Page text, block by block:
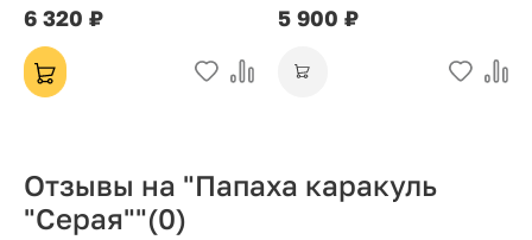
6 320 ₽ 5 900 ₽
Отзывы на "Папаха каракуль
"Серая""(0)